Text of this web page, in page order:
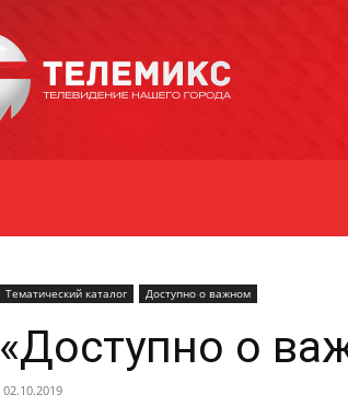
Уссурийска
Тематический каталог Доступно о важном
«Доступно о
02.10.2019